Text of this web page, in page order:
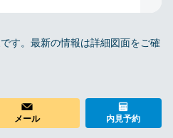
す。最新の情報は詳細図面をご確
メール 内見予約